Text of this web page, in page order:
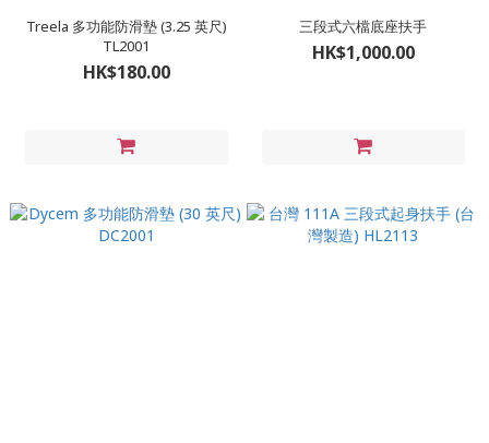
Treela 多功能防滑墊 (3.25 英尺)
TL2001
HK$180.00
三段式六檔底座扶手
HK$1,000.00